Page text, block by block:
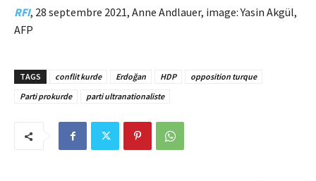
RFI, 28 septembre 2021, Anne Andlauer, image: Yasin Akgül,
AFP
TAGS conflit kurde Erdoğan HDP
opposition turque
Parti prokurde
parti ultranationaliste